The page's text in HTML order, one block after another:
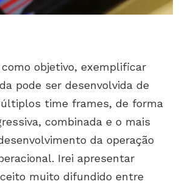
objetivo, exemplificar
pode ser desenvolvida de
time frames, de forma
combinada e o mais
da operação
Irei apresentar
muito difundido entre